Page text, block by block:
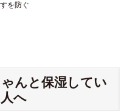
を防ぐ
んと保湿してい
へ